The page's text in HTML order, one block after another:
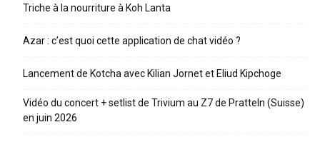
Triche à la nourriture à Koh Lanta
Azar : c’est quoi cette application de chat vidéo ?
Lancement de Kotcha avec Kilian Jornet et Eliud Kipchoge
Vidéo du concert + setlist de Trivium au Z7 de Pratteln (Suisse)
en juin 2026